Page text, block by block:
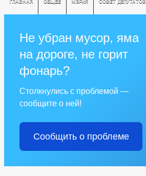
Не убран мусор, яма
на дороге, не горит
фонарь?
Столкнулись с проблемой —
сообщите о ней!
Сообщить о проблеме